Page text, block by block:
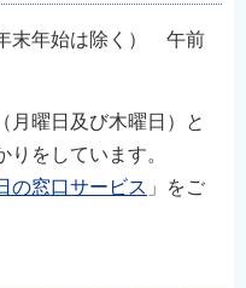
末年始は除く） 午前
月曜日及び木曜日）と
をしています。
の窓口サービス 」をご